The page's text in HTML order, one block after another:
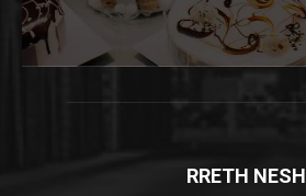
RRETH NESH